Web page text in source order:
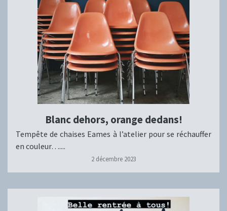
Blanc dehors, orange dedans!
Tempête de chaises Eames à l’atelier pour se réchauffer
en couleur…....
2 décembre 2023